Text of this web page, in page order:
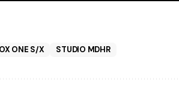
ONE S/X STUDIO MDHR